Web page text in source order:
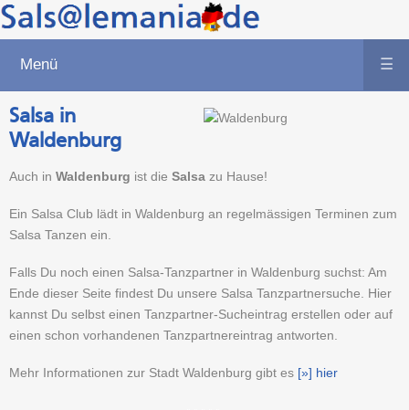
Menü ☰
Salsa in
Waldenburg
Auch in Waldenburg ist die Salsa zu Hause!
Ein Salsa Club lädt in Waldenburg an regelmässigen Terminen zum
Salsa Tanzen ein.
Falls Du noch einen Salsa-Tanzpartner in Waldenburg suchst: Am
Ende dieser Seite findest Du unsere Salsa Tanzpartnersuche. Hier
kannst Du selbst einen Tanzpartner-Sucheintrag erstellen oder auf
einen schon vorhandenen Tanzpartnereintrag antworten.
Mehr Informationen zur Stadt Waldenburg gibt es [»] hier